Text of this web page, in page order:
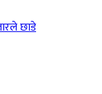
छाडे